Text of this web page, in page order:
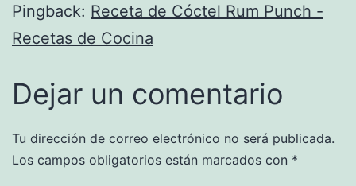
Pingback: Receta de Cóctel Rum Punch -
Recetas de Cocina
Dejar un comentario
Tu dirección de correo electrónico no será publicada.
Los campos obligatorios están marcados con *